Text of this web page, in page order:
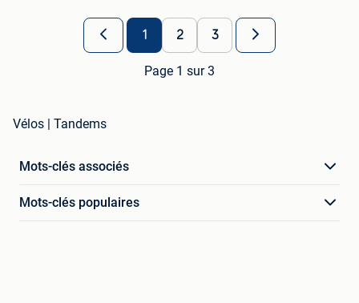
1 2 3
Page 1 sur 3
Vélos | Tandems
Mots-clés associés
Mots-clés populaires